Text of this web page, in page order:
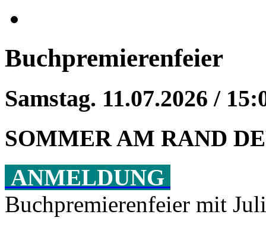
Buchpremierenfeier
Samstag. 11.07.2026 /
SOMMER AM RAND
ANMELDUNG
Buchpremierenfeier mit